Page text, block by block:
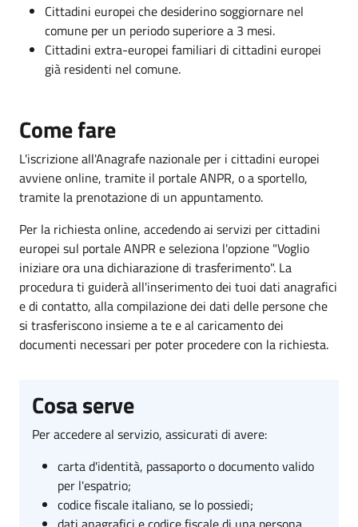
Cittadini europei che desiderino soggiornare nel
comune per un periodo superiore a 3 mesi.
Cittadini extra-europei familiari di cittadini europei
già residenti nel comune.
Come fare
L'iscrizione all'Anagrafe nazionale per i cittadini europei
avviene online, tramite il portale ANPR, o a sportello,
tramite la prenotazione di un appuntamento.
Per la richiesta online, accedendo ai servizi per cittadini
europei sul portale ANPR e seleziona l'opzione "Voglio
iniziare ora una dichiarazione di trasferimento". La
procedura ti guiderà all'inserimento dei tuoi dati anagrafici
e di contatto, alla compilazione dei dati delle persone che
si trasferiscono insieme a te e al caricamento dei
documenti necessari per poter procedere con la richiesta.
Cosa serve
Per accedere al servizio, assicurati di avere:
carta d'identità, passaporto o documento valido
per l'espatrio;
codice fiscale italiano, se lo possiedi;